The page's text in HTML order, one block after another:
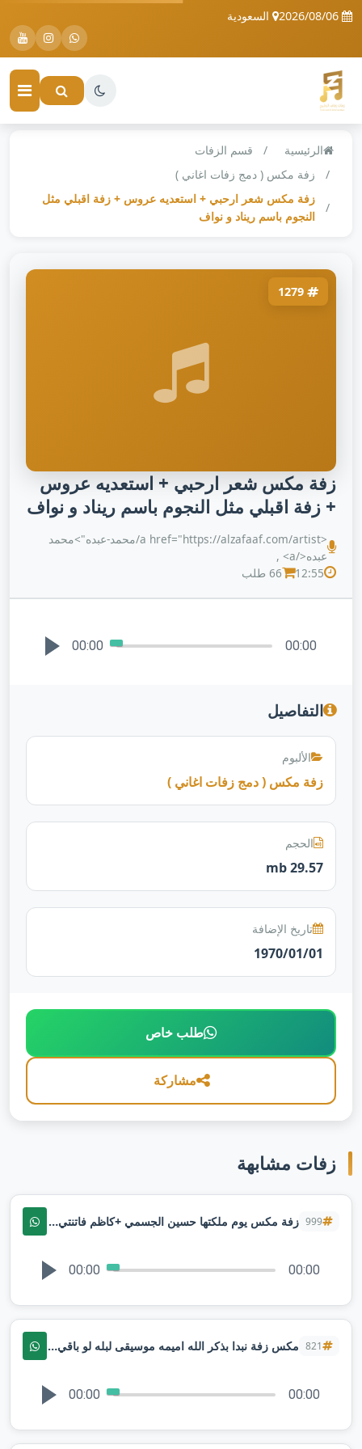
السعودية
الرئيسية
قسم الزفات
زفة مكس ( دمج زفات اغاني )
زفة مكس شعر ارحبي + استعديه عروس + زفة اقبلي مثل
النجوم باسم ريناد و نواف
زفة مكس شعر ارحبي + استعديه عروس
+ زفة اقبلي مثل النجوم باسم ريناد و نواف
<a href="https://alzafaaf.com/artist/محمد-عبده">محمد
عبده</a> ,
12:55
66 طلب
00:00 00:00
التفاصيل
الألبوم
زفة مكس ( دمج زفات اغاني )
الحجم
29.57 mb
تاريخ الإضافة
1970/01/01
طلب خاص
مشاركة
زفات مشابهة
999 زفة مكس يوم ملكتها حسين الجسمي +كاظم فاتنتي تلبس فستنان
00:00 00:00
821 مكس زفة نبدا بذكر الله اميمه موسيقى لبله لو باقي ليله حقوق
00:00 00:00